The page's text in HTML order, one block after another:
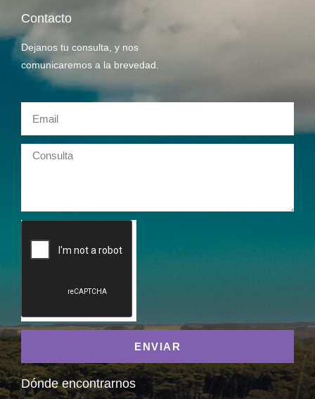
Contacto
Dejanos tu consulta, y nos
comunicaremos a la brevedad.
ENVIAR
Dónde encontrarnos